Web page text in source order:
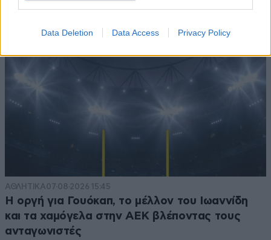
Data Deletion Data Access Privacy Policy
ΑΘΛΗΤΙΚΑ07·08·2026 15:45
Η οργή για Γουόκαπ, το μέλλον του Ιωαννίδη
και τα χαμόγελα στην ΑΕΚ βλέποντας τους
ανταγωνιστές